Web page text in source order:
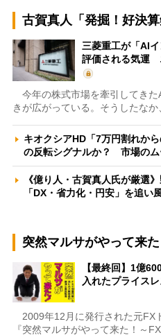
古賀真人「発掘！好決算
三菱重工が「AI
評価される気運
今年の株式市場を牽引してきた
きが広がっている。そうしたなか
キオクシアHD「7万円割れか
の反転シグナルか？ 市場の
《億り人・古賀真人氏が厳選
「DX・省力化・円安」を追い
突然マルサがやって来た
【最終回】1億
入れたプライス
2009年12月に発行された元FX
『突然マルサがやって来た！～